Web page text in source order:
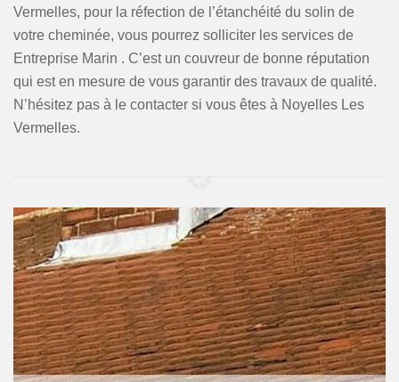
Vermelles, pour la réfection de l’étanchéité du solin de
votre cheminée, vous pourrez solliciter les services de
Entreprise Marin . C’est un couvreur de bonne réputation
qui est en mesure de vous garantir des travaux de qualité.
N’hésitez pas à le contacter si vous êtes à Noyelles Les
Vermelles.